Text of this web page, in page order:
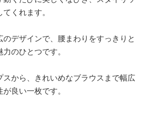
くれます。
のデザインで、腰まわりをすっきりと
のひとつです。
スから、きれいめなブラウスまで幅広
良い一枚です。